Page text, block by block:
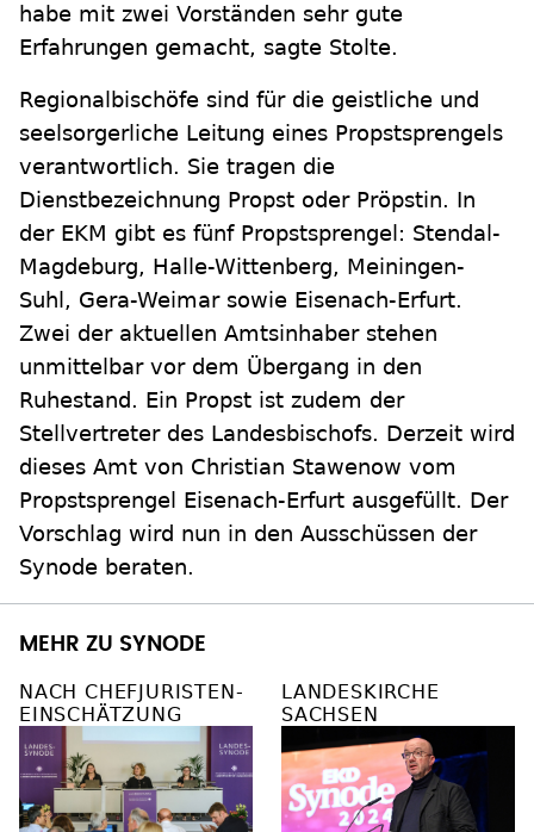
habe mit zwei Vorständen sehr gute
Erfahrungen gemacht, sagte Stolte.
Regionalbischöfe sind für die geistliche und
seelsorgerliche Leitung eines Propstsprengels
verantwortlich. Sie tragen die
Dienstbezeichnung Propst oder Pröpstin. In
der EKM gibt es fünf Propstsprengel: Stendal-
Magdeburg, Halle-Wittenberg, Meiningen-
Suhl, Gera-Weimar sowie Eisenach-Erfurt.
Zwei der aktuellen Amtsinhaber stehen
unmittelbar vor dem Übergang in den
Ruhestand. Ein Propst ist zudem der
Stellvertreter des Landesbischofs. Derzeit wird
dieses Amt von Christian Stawenow vom
Propstsprengel Eisenach-Erfurt ausgefüllt. Der
Vorschlag wird nun in den Ausschüssen der
Synode beraten.
MEHR ZU SYNODE
NACH CHEFJURISTEN-
EINSCHÄTZUNG
LANDESKIRCHE
SACHSEN